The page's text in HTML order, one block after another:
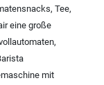
, Tee,
eine große
,
mit